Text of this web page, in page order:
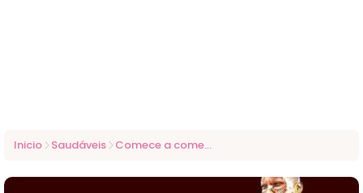
Inicio Saudáveis Comece a comer aveia todo dia e veja o que acontece com seu corpo